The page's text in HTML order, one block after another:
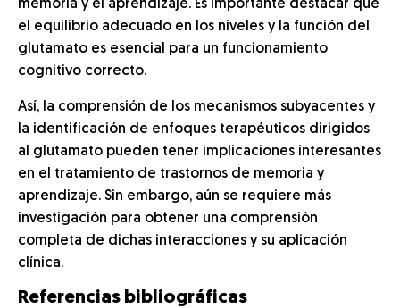
memoria y el aprendizaje. Es importante destacar que
el equilibrio adecuado en los niveles y la función del
glutamato es esencial para un funcionamiento
cognitivo correcto.
Así, la comprensión de los mecanismos subyacentes y
la identificación de enfoques terapéuticos dirigidos
al glutamato pueden tener implicaciones interesantes
en el tratamiento de trastornos de memoria y
aprendizaje. Sin embargo, aún se requiere más
investigación para obtener una comprensión
completa de dichas interacciones y su aplicación
clínica.
Referencias bibliográficas